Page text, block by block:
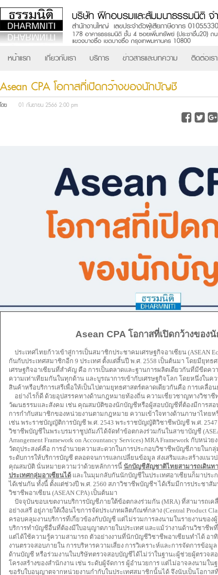
หน้าแรก เกี่ยวกับเรา บริการ ข่าวสารและบทความ ติดต่อเรา
Asean CPA โอกาสที่เปิดกว้างของนักบัญชี
โดย 01 กันยายน 2566 2:00 pm
Asean CPA โอกาสที่เปิดกว้างของ
ประเทศไทยก้าวเข้าสู่การเป็นสมาชิกประชาคมเศรษฐกิจอาเซียน (ASEAN
กันกับประเทศสมาชิกอีก 9 ประเทศ ตั้งแต่สิ้นปี พ.ศ. 2558 เป็นต้นมา โดยมียุทธ
เศรษฐกิจอาเซียนที่สำคัญ คือ การเป็นตลาดและฐานการผลิตเดียวกันที่มีขีดค
ความเท่าเทียมกันในทุกด้าน และบูรณาการเข้ากับเศรษฐกิจโลก โดยหนึ่งในค
สินค้าหรือบริการเสรีเพื่อให้เป็นไปตามยุทธศาสตร์ตลาดเดียวกันคือ การเคลื่อน
อย่างไรก็ดี ด้วยอุปสรรคทางด้านกฎหมายท้องถิ่น ความเชี่ยวชาญทางวิชาชี
วัฒนธรรมและสังคม เช่น คุณสมบัติของนักบัญชีหรือผู้สอบบัญชีที่ต้องมีการสอ
การกำกับสมาชิกของหน่วยงานตามกฎหมาย ความเข้าใจทางด้านภาษาไทย
เช่น พระราชบัญญัติการบัญชี พ.ศ. 2543 พระราชบัญญัติวิชาชีพบัญชี พ.ศ.
วิชาชีพบัญชีในพระบรมราชูปถัมภ์ได้จัดทำข้อตกลงร่วมกันในสาขาบัญชี
Arrangement Framework on Accountancy Services) MRA Framework กับหน่
วัตถุประสงค์คือ การอำนวยความสะดวกในการประกอบวิชาชีพบัญชีภายในก
ระดับการให้บริการบัญชี ตลอดจนการแลกเปลี่ยนข้อมูล ส่งเสริมและสร้างแน
คุณสมบัติ นั่นหมายความว่าด้วยหลักการนี้ นักบัญชีสัญชาติไทยสามารถเดินท
ประเทศกลุ่มอาเซียนได้และในมุมกลับกันนักบัญชีในประเทศอาเซียนก็มาประ
ได้เช่นกัน ทั้งนี้ ตั้งแต่ช่วงปี พ.ศ. 2560 สภาวิชาชีพบัญชีฯ ได้เริ่มมีการประชา
วิชาชีพอาเซียน (ASEAN CPA) เป็นต้นมา
ปัจจุบันขอบเขตงานบริการบัญชีภายใต้ข้อตกลงร่วมกัน (MRA) ที่สามารถเ
อย่างเสรี อยู่ภายใต้เงื่อนไขการจัดประเภทผลิตภัณฑ์กลาง (Central Product
ครอบคลุมงานบริการที่เกี่ยวข้องกับบัญชี แต่ไม่รวมการลงนามในรายงานขอ
บริการทำบัญชีอื่นที่ต้องมีใบอนุญาตภายในประเทศ และแม้ว่างานด้านวิชาชีพ
แต่ได้ใช้ความรู้ความสามารถ ตัวอย่างงานที่นักบัญชีวิชาชีพอาเซียนทำได้ อา
งานตรวจสอบภายใน การบริหารความเสี่ยง การวิเคราะห์และการจัดการข้อมู
ด้านบัญชี หรือร่วมงานในบริษัทตรวจสอบบัญชีได้ไม่ว่าในฐานะผู้ช่วยผู้ตรวจส
โครงสร้างของสำนักงาน เช่น ระดับผู้จัดการ ผู้อำนวยการ แต่ไม่อาจลงนามใ
ขอรับใบอนุญาตจากหน่วยงานกำกับในประเทศสมาชิกนั้นได้ จึงนับเป็นโอกา